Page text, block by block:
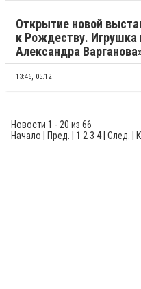
Открытие новой
к Рождеству. Игрушка
Александра
13:46, 05.12
Новости 1 - 20 из 66
Начало | Пред. | 1 2 3 4| След.